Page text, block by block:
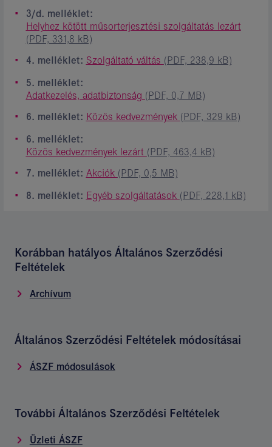
3/d. melléklet:
Helyhez kötött műsorterjesztési szolgáltatás lezárt
(PDF, 331,8 kB)
4. melléklet: Szolgáltató váltás (PDF, 238,9 kB)
5. melléklet:
Adatkezelés, adatbiztonság (PDF, 0,7 MB)
6. melléklet: Közös kedvezmények (PDF, 329 kB)
6. melléklet:
Közös kedvezmények lezárt (PDF, 463,4 kB)
7. melléklet: Akciók (PDF, 0,5 MB)
8. melléklet: Egyéb szolgáltatások (PDF, 228,1 kB)
Korábban hatályos Általános Szerződési
Feltételek
Archívum
Általános Szerződési Feltételek módosításai
ÁSZF módosulások
További Általános Szerződési Feltételek
Üzleti ÁSZF